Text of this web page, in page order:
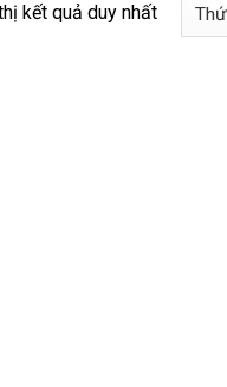
kết quả duy nhất